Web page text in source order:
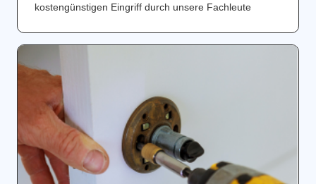
kostengünstigen Eingriff durch unsere Fachleute